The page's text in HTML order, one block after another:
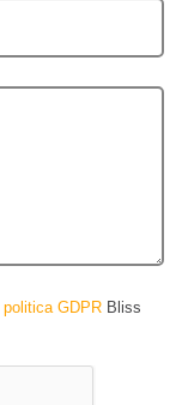
politica GDPR Bliss